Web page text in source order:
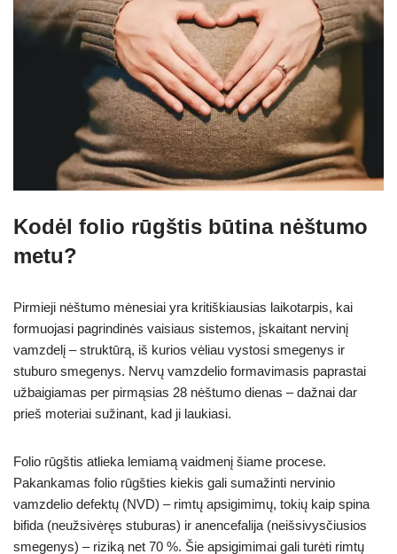
Kodėl folio rūgštis būtina nėštumo
metu?
Pirmieji nėštumo mėnesiai yra kritiškiausias laikotarpis, kai
formuojasi pagrindinės vaisiaus sistemos, įskaitant nervinį
vamzdelį – struktūrą, iš kurios vėliau vystosi smegenys ir
stuburo smegenys. Nervų vamzdelio formavimasis paprastai
užbaigiamas per pirmąsias 28 nėštumo dienas – dažnai dar
prieš moteriai sužinant, kad ji laukiasi.
Folio rūgštis atlieka lemiamą vaidmenį šiame procese.
Pakankamas folio rūgšties kiekis gali sumažinti nervinio
vamzdelio defektų (NVD) – rimtų apsigimimų, tokių kaip spina
bifida (neužsivėręs stuburas) ir anencefalija (neišsivysčiusios
smegenys) – riziką net 70 %. Šie apsigimimai gali turėti rimtų